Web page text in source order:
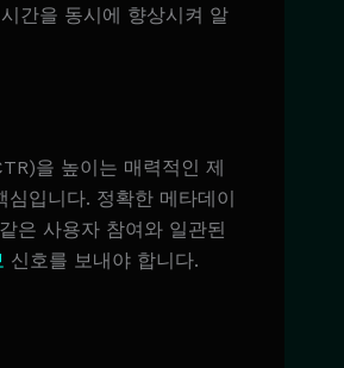
간을 동시에 향상시켜 알
을 높이는 매력적인 제
심입니다. 정확한 메타데이
은 사용자 참여와 일관된
신호를 보내야 합니다.